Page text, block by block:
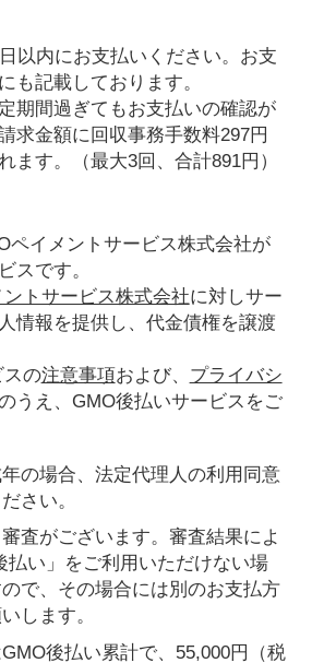
以内にお支払いください。お支
も記載しております。
期間過ぎてもお支払いの確認が
求金額に回収事務手数料297円
ます。（最大3回、合計891円）
ペイメントサービス株式会社が
スです。
トサービス株式会社に対しサー
情報を提供し、代金債権を譲渡
スの注意事項および、 プライバシ
うえ、GMO後払いサービスをご
の場合、法定代理人の利用同意
さい。
査がございます。審査結果によ
払い」をご利用いただけない場
で、その場合には別のお支払方
します。
後払い累計で、55,000円（税